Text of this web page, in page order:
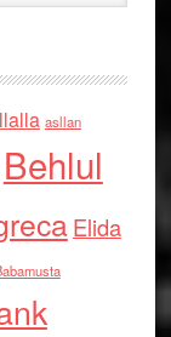
asllan
Behlul
Elida